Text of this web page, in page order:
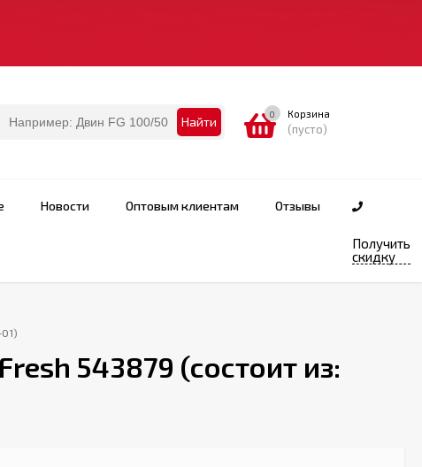
Найти 0 Корзина
(пусто)
Новости Оптовым клиентам Отзывы
Получить
скидку
543879 (состоит из: